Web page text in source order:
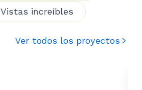
Vistas increíbles
Ver todos los proyectos